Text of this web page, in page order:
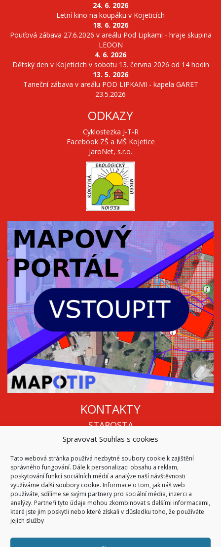
Spravovat Souhlas s cookies
Tato webová stránka používá nezbytné soubory cookie k zajištění
správného fungování. Dále k personalizaci obsahu a reklam,
poskytování funkcí sociálních médií a analýze naší návštěvnosti
využíváme další soubory cookie. Informace o tom, jak náš web
používáte, sdílíme se svými partnery pro sociální média, inzerci a
analýzy. Partneři tyto údaje mohou zkombinovat s dalšími informacemi,
které jste jim poskytli nebo které získali v důsledku toho, že používáte
jejich služby
24. 6. 2026
Letní kino na koupáku v Kojeticích
18. 6. 2026
Pouťová zábava 27.6.2026 v areálu Pod Lipkami - hraje skupina
LEOON
4. 6. 2026
Dětský den v Kojeticích v sobotu 13. června 2026 od 14 hodin
13. 5. 2026
Taneční zábava v areálu POD LIPKAMI - kapela GARET
23.5.2026
ODKAZY
Cyklostezka J-T-R
Facebook ZŠ a MŠ Kojetice
JaroNet, s.r.o.
KONTAKTY
STAROSTA
Mgr. Roman Vala
info@oukojetice.cz
ÚŘEDNÍ HODINY
Po, St: 15:30 - 16:30
Všechny kontakty | Kde nás najdete